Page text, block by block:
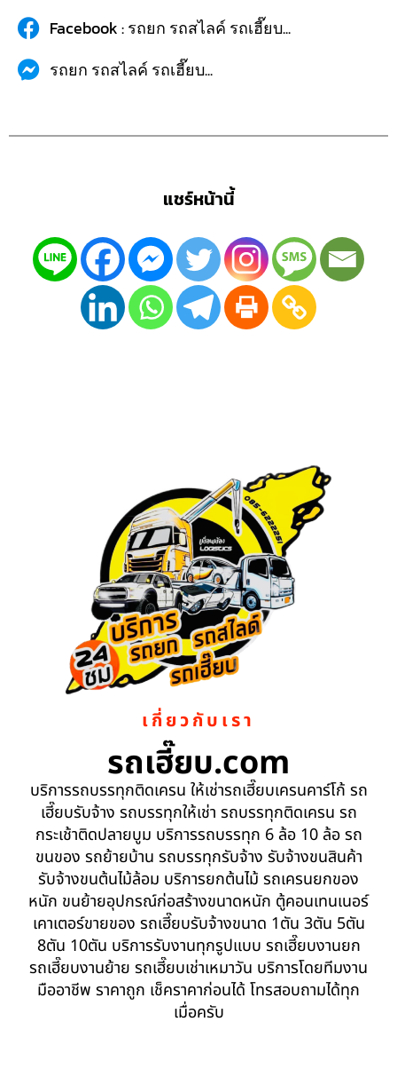
Facebook : รถยก รถสไลค์ รถเฮี๊ยบ...
รถยก รถสไลค์ รถเฮี๊ยบ...
แชร์หน้านี้
เกี่ยวกับเรา
รถเฮี๊ยบ.com
บริการรถบรรทุกติดเครน ให้เช่ารถเฮี๊ยบเครนคาร์โก้ รถ
เฮี๊ยบรับจ้าง รถบรรทุกให้เช่า รถบรรทุกติดเครน รถ
กระเช้าติดปลายบูม บริการรถบรรทุก 6 ล้อ 10 ล้อ รถ
ขนของ รถย้ายบ้าน รถบรรทุกรับจ้าง รับจ้างขนสินค้า
รับจ้างขนต้นไม้ล้อม บริการยกต้นไม้ รถเครนยกของ
หนัก ขนย้ายอุปกรณ์ก่อสร้างขนาดหนัก ตู้คอนเทนเนอร์
เคาเตอร์ขายของ รถเฮี๊ยบรับจ้างขนาด 1ตัน 3ตัน 5ตัน
8ตัน 10ตัน บริการรับงานทุกรูปแบบ รถเฮี๊ยบงานยก
รถเฮี๊ยบงานย้าย รถเฮี๊ยบเช่าเหมาวัน บริการโดยทีมงาน
มืออาชีพ ราคาถูก เช็คราคาก่อนได้ โทรสอบถามได้ทุก
เมื่อครับ